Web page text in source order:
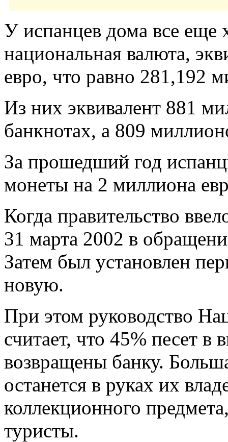
У испанцев дома все еще
национальная валюта,
евро, что равно 281,192
Из них эквивалент 881
банкнотах, а 809
За прошедший год
монеты на 2 миллиона
Когда правительство
31 марта 2002 в
Затем был установлен
новую.
При этом руководство
считает, что 45% песет в
возвращены банку.
останется в руках их
коллекционного
туристы.